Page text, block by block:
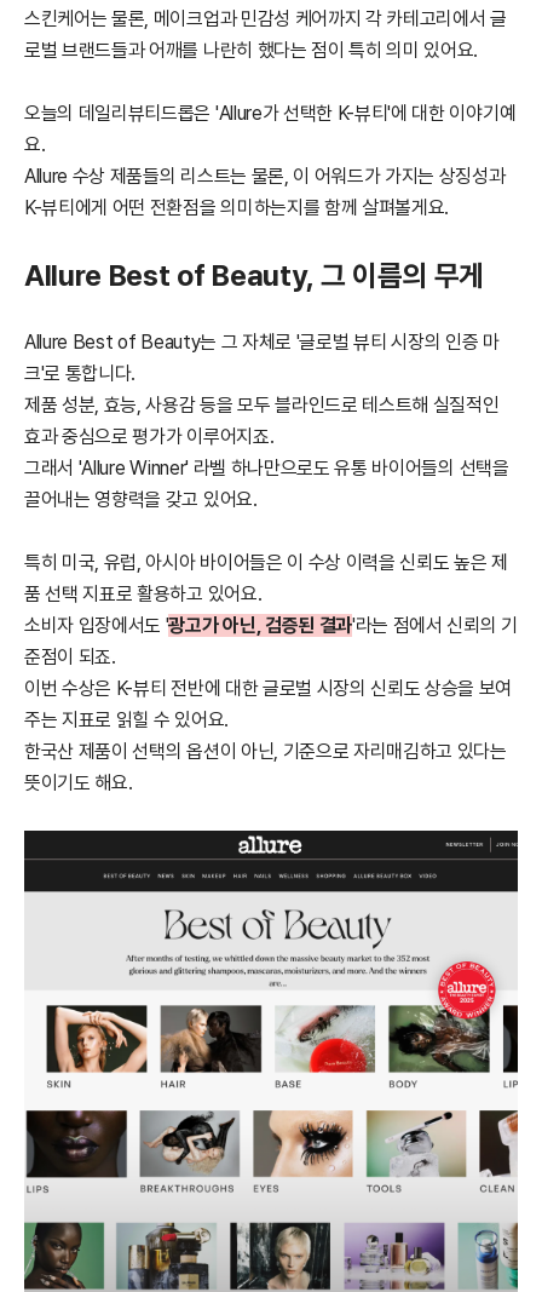
스킨케어는 물론, 메이크업과 민감성 케어까지 각 카테고리에서 글
로벌 브랜드들과 어깨를 나란히 했다는 점이 특히 의미 있어요.
오늘의 데일리뷰티드롭은 'Allure가 선택한 K-뷰티'에 대한 이야기예
요.
Allure 수상 제품들의 리스트는 물론, 이 어워드가 가지는 상징성과
K-뷰티에게 어떤 전환점을 의미하는지를 함께 살펴볼게요.
Allure Best of Beauty, 그 이름의 무게
Allure Best of Beauty는 그 자체로 '글로벌 뷰티 시장의 인증 마
크'로 통합니다.
제품 성분, 효능, 사용감 등을 모두 블라인드로 테스트해 실질적인
효과 중심으로 평가가 이루어지죠.
그래서 'Allure Winner' 라벨 하나만으로도 유통 바이어들의 선택을
끌어내는 영향력을 갖고 있어요.
특히 미국, 유럽, 아시아 바이어들은 이 수상 이력을 신뢰도 높은 제
품 선택 지표로 활용하고 있어요.
소비자 입장에서도 '광고가 아닌, 검증된 결과'라는 점에서 신뢰의 기
준점이 되죠.
이번 수상은 K-뷰티 전반에 대한 글로벌 시장의 신뢰도 상승을 보여
주는 지표로 읽힐 수 있어요.
한국산 제품이 선택의 옵션이 아닌, 기준으로 자리매김하고 있다는
뜻이기도 해요.